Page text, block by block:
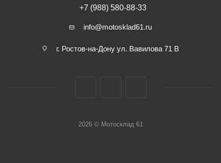
+7 (988) 580-88-33
info@motosklad61.ru
г. Ростов-на-Дону ул. Вавилова 71 В
2026 © Мотосклад 61